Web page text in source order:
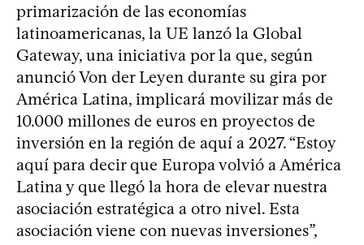
primarización de las economías
latinoamericanas, la UE lanzó la Global
Gateway, una iniciativa por la que, según
anunció Von der Leyen durante su gira por
América Latina, implicará movilizar más de
10.000 millones de euros en proyectos de
inversión en la región de aquí a 2027. “Estoy
aquí para decir que Europa volvió a América
Latina y que llegó la hora de elevar nuestra
asociación estratégica a otro nivel. Esta
asociación viene con nuevas inversiones”,